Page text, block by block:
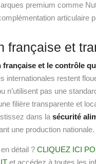
premium comme
articulaire
française et
française et le contrôle
internationales restent
n’utilisent pas une
filière transparente et
dans la sécurité
une production nationale.
détail ? CLIQUEZ ICI
et accédez à toutes les